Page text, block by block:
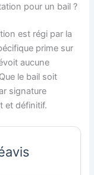
pour un bail ?
est régi par la
prime sur
aucune
le bail soit
signature
et définitif.